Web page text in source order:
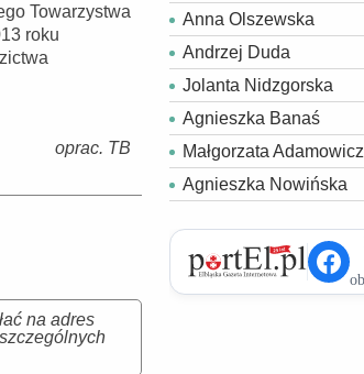
Towarzystwa
roku
oprac. TB
na adres
Anna Olszewska
Andrzej Duda
Jolanta Nidzgorska
Agnieszka Banaś
Małgorzata Adamowicz
Agnieszka Nowińska